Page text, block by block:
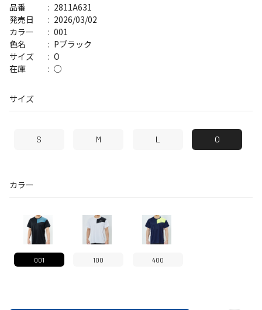
品番 2811A631
発売日 2026/03/02
サイズ O
カラー 001
在庫 ○
色名 Pブラック
サイズ
S M L O
カラー
001 100 400